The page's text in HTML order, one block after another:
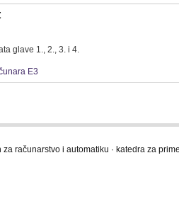
glave 1., 2., 3. i 4.
E3
za računarstvo i automatiku · katedra za